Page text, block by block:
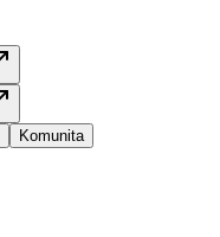
Komunita